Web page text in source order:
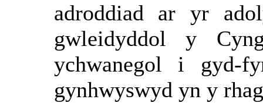
adroddiad ar yr
gwleidyddol y
ychwanegol i gyd-
gynhwyswyd yn y